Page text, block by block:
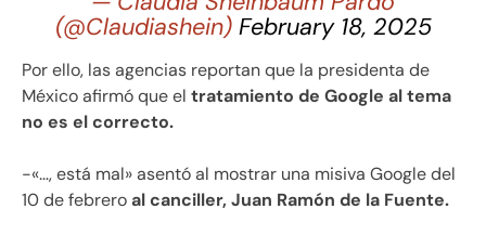
(@Claudiashein) February 18, 2025
Por ello, las agencias reportan que la presidenta de
México afirmó que el tratamiento de Google al tema
no es el correcto.
-«…, está mal» asentó al mostrar una misiva Google del
10 de febreroal canciller, Juan Ramón de la Fuente.